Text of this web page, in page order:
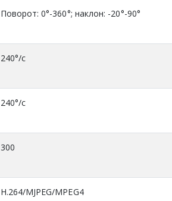
Поворот: 0°-360°; наклон: -20°-90°
240°/c
240°/c
300
H.264/MJPEG/MPEG4